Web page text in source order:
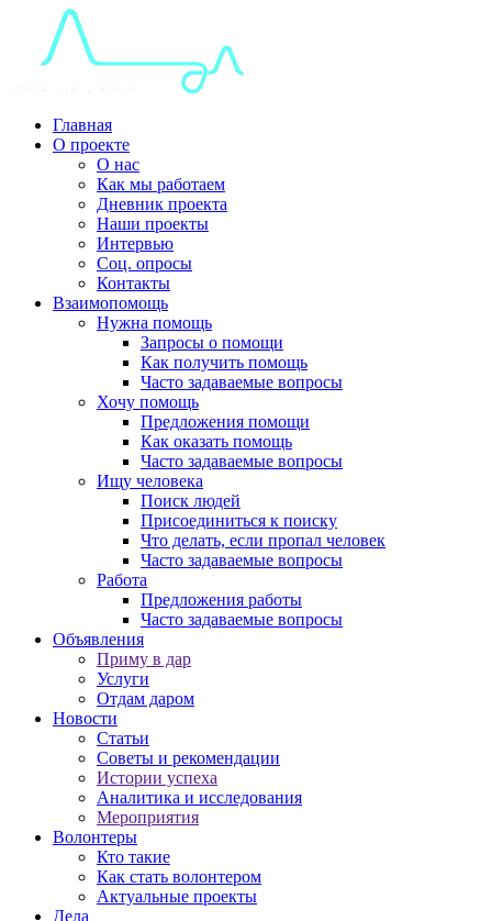
Главная
О проекте
О нас
Как мы работаем
Дневник проекта
Наши проекты
Интервью
Соц. опросы
Контакты
Взаимопомощь
Нужна помощь
Запросы о помощи
Как получить помощь
Часто задаваемые вопросы
Хочу помощь
Предложения помощи
Как оказать помощь
Часто задаваемые вопросы
Ищу человека
Поиск людей
Присоединиться к поиску
Что делать, если пропал человек
Часто задаваемые вопросы
Работа
Предложения работы
Часто задаваемые вопросы
Объявления
Приму в дар
Услуги
Отдам даром
Новости
Статьи
Советы и рекомендации
Истории успеха
Аналитика и исследования
Мероприятия
Волонтеры
Кто такие
Как стать волонтером
Актуальные проекты
Дела